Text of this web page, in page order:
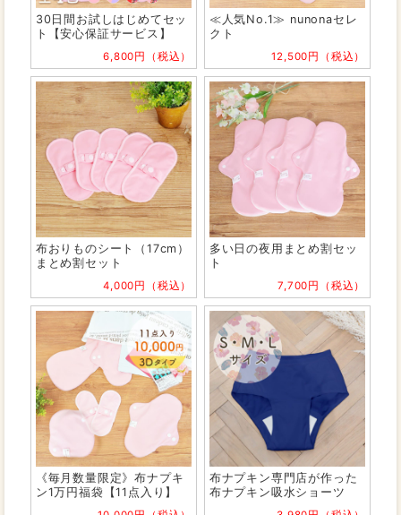
30日間お試しはじめてセッ
ト【安心保証サービス】
6,800円（税込）
≪人気No.1≫ nunonaセレ
クト
12,500円（税込）
布おりものシート（17cm）
まとめ割セット
4,000円（税込）
多い日の夜用まとめ割セッ
ト
7,700円（税込）
《毎月数量限定》布ナプキ
ン1万円福袋【11点入り】
布ナプキン専門店が作った
布ナプキン吸水ショーツ